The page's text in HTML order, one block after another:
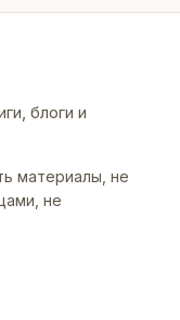
блоги и
материалы, не
не